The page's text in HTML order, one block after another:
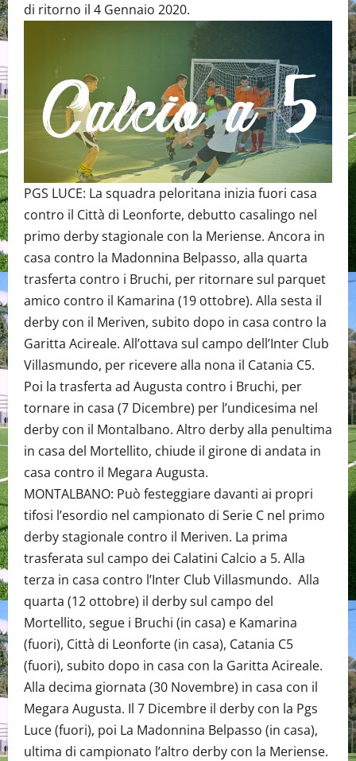
di ritorno il 4 Gennaio 2020.
PGS LUCE: La squadra peloritana inizia fuori casa
contro il Città di Leonforte, debutto casalingo nel
primo derby stagionale con la Meriense. Ancora in
casa contro la Madonnina Belpasso, alla quarta
trasferta contro i Bruchi, per ritornare sul parquet
amico contro il Kamarina (19 ottobre). Alla sesta il
derby con il Meriven, subito dopo in casa contro la
Garitta Acireale. All’ottava sul campo dell’Inter Club
Villasmundo, per ricevere alla nona il Catania C5.
Poi la trasferta ad Augusta contro i Bruchi, per
tornare in casa (7 Dicembre) per l’undicesima nel
derby con il Montalbano. Altro derby alla penultima
in casa del Mortellito, chiude il girone di andata in
casa contro il Megara Augusta.
MONTALBANO: Può festeggiare davanti ai propri
tifosi l’esordio nel campionato di Serie C nel primo
derby stagionale contro il Meriven. La prima
trasferata sul campo dei Calatini Calcio a 5. Alla
terza in casa contro l’Inter Club Villasmundo. Alla
quarta (12 ottobre) il derby sul campo del
Mortellito, segue i Bruchi (in casa) e Kamarina
(fuori), Città di Leonforte (in casa), Catania C5
(fuori), subito dopo in casa con la Garitta Acireale.
Alla decima giornata (30 Novembre) in casa con il
Megara Augusta. Il 7 Dicembre il derby con la Pgs
Luce (fuori), poi La Madonnina Belpasso (in casa),
ultima di campionato l’altro derby con la Meriense.